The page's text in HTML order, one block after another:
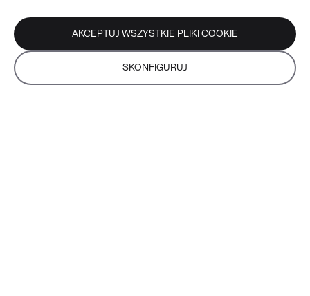
SKONFIGURUJ
AKCEPTUJ WSZYSTKIE PLIKI COOKIE